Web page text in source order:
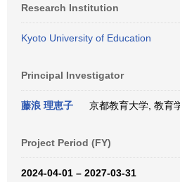
Research Institution
Kyoto University of Education
Principal Investigator
藤浪 理恵子 京都教育大学, 教育
Project Period (FY)
2024-04-01 – 2027-03-31